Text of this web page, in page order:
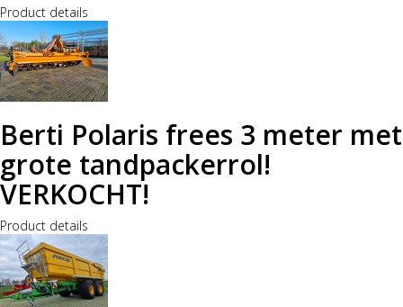
Product details
Berti Polaris frees 3 meter met
grote tandpackerrol!
VERKOCHT!
Product details